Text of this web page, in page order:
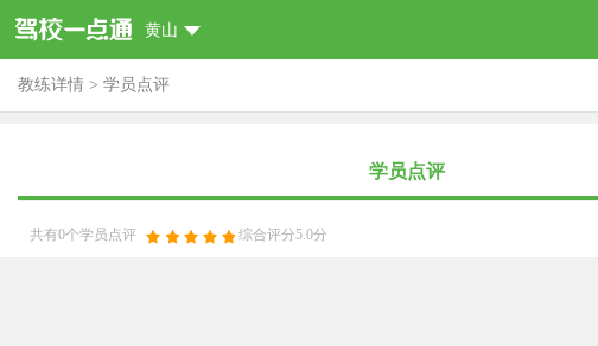
黄山
教练详情 > 学员点评
学员点评
共有0个学员点评 综合评分5.0分